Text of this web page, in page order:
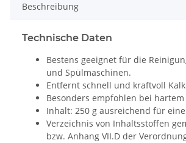
Beschreibung
Technische Daten
Bestens geeignet für die
und Spülmaschinen.
Entfernt schnell und kraftvoll
Besonders empfohlen bei hartem
Inhalt: 250 g ausreichend für
Verzeichnis von Inhaltsstoffen
bzw. Anhang VII.D der